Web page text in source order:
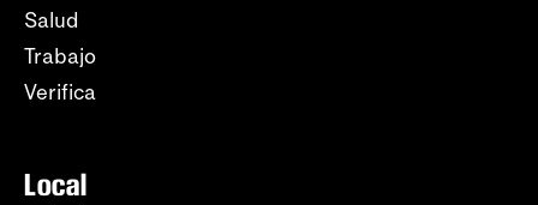
Salud
Trabajo
Verifica
Local